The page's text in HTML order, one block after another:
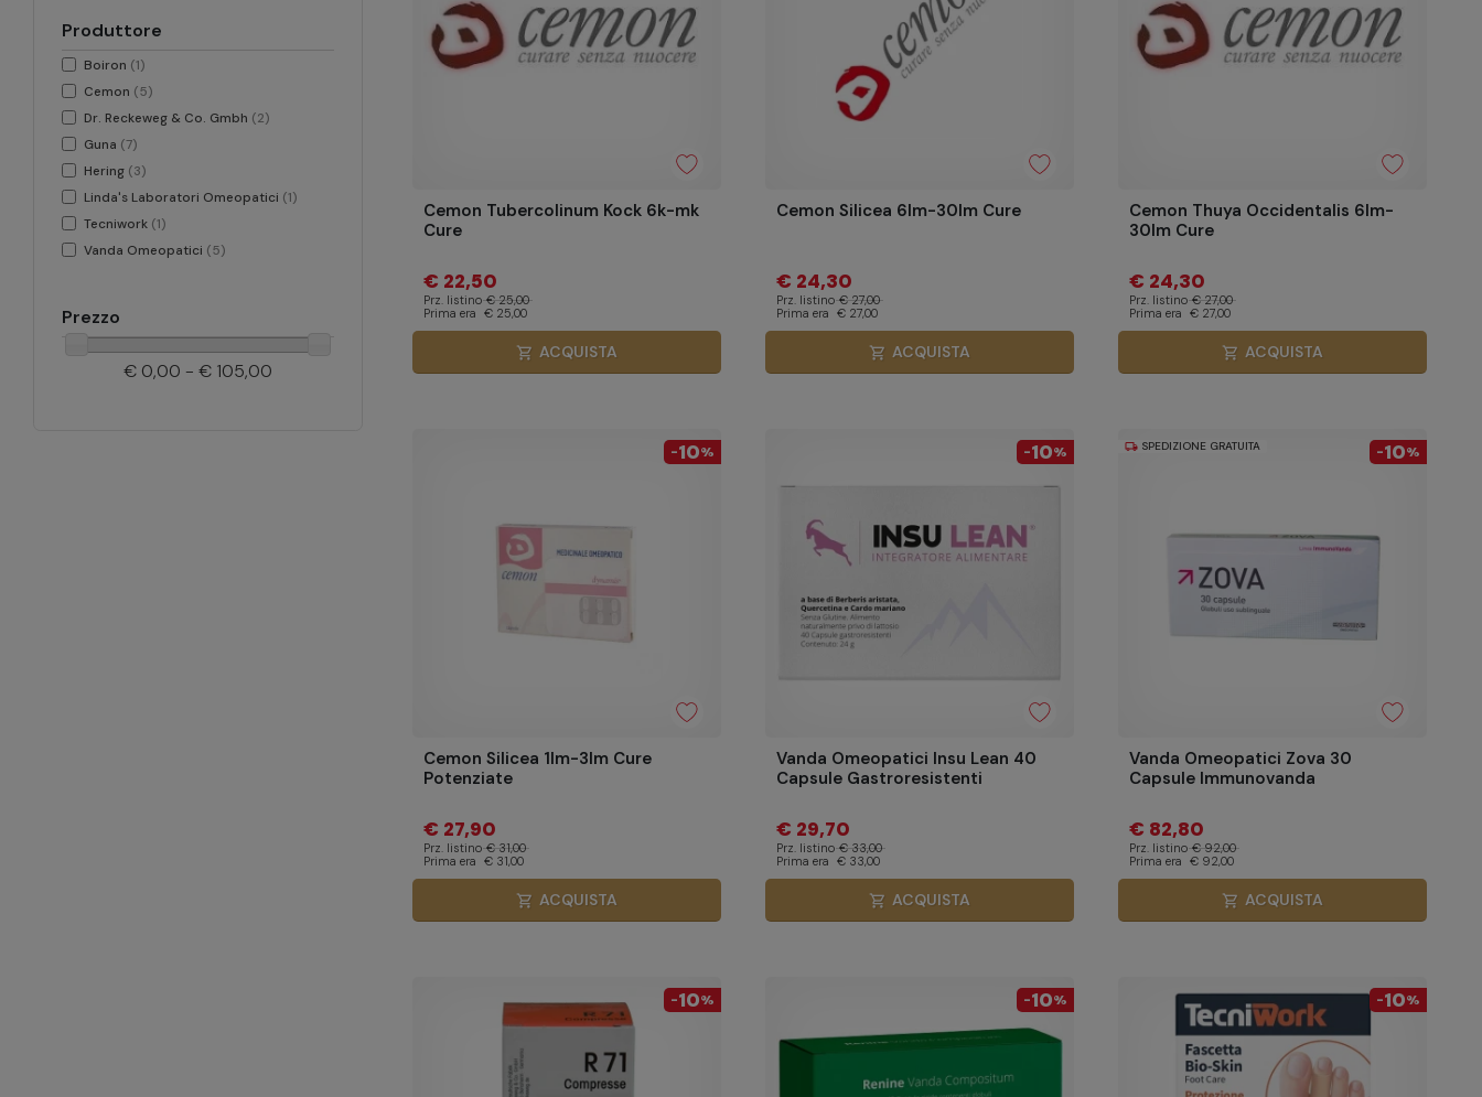
Produttore
Boiron (1)
Cemon (5)
Dr. Reckeweg & Co. Gmbh (2)
Guna (7)
Hering (3)
Linda's Laboratori Omeopatici (1)
Tecniwork (1)
Vanda Omeopatici (5)
Prezzo
€ 0,00 - € 105,00
Cemon Tubercolinum Kock 6k-mk
Cure
€ 22,50
Prz. listino € 25,00
Prima era € 25,00
shopping_cart ACQUISTA
Cemon Silicea 6lm-30lm Cure
€ 24,30
Prz. listino € 27,00
Prima era € 27,00
shopping_cart ACQUISTA
Cemon Thuya Occidentalis 6lm-
30lm Cure
€ 24,30
Prz. listino € 27,00
Prima era € 27,00
shopping_cart ACQUISTA
-10%
Cemon Silicea 1lm-3lm Cure
Potenziate
€ 27,90
Prz. listino € 31,00
Prima era € 31,00
shopping_cart ACQUISTA
-10%
Vanda Omeopatici Insu Lean 40
Capsule Gastroresistenti
€ 29,70
Prz. listino € 33,00
Prima era € 33,00
shopping_cart ACQUISTA
local_shipping SPEDIZIONE GRATUITA -10%
Vanda Omeopatici Zova 30
Capsule Immunovanda
€ 82,80
Prz. listino € 92,00
Prima era € 92,00
shopping_cart ACQUISTA
-10% -10% -10%